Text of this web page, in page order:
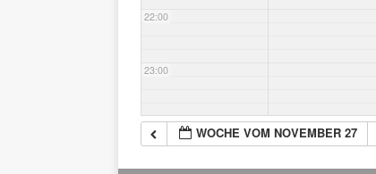
22:00
23:00
WOCHE VOM NOVEMBER 27